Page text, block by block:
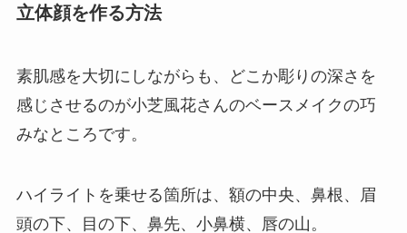
立体顔を作る方法
素肌感を大切にしながらも、どこか彫りの深さを
感じさせるのが小芝風花さんのベースメイクの巧
みなところです。
ハイライトを乗せる箇所は、額の中央、鼻根、眉
頭の下、目の下、鼻先、小鼻横、唇の山。